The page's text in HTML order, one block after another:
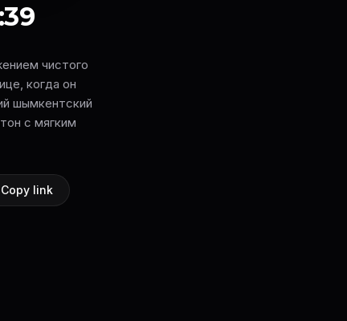
чистого
когда он
шымкентский
с мягким
Copy link